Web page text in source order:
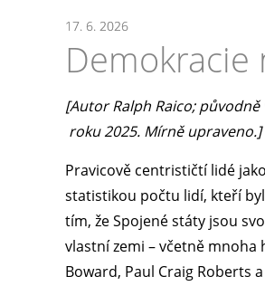
17. 6. 2026
Demokracie
[Autor Ralph Raico;
roku 2025. Mírně upraveno.]
Pravicově centrističtí lidé
statistikou počtu lidí, kteří
tím, že Spojené státy jsou
vlastní zemi – včetně
Boward, Paul Craig Roberts